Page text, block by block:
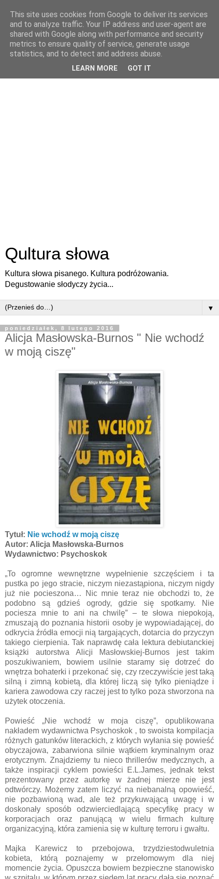
Qultura słowa
Kultura słowa pisanego. Kultura podróżowania.
Degustowanie słodyczy życia...
▼
poniedziałek, 8 lutego 2016
Alicja Masłowska-Burnos " Nie wchodź
w moją ciszę"
Tytuł: Nie wchodź w moją ciszę
Autor: Alicja Masłowska-Burnos
Wydawnictwo: Psychoskok
„To ogromne wewnętrzne wypełnienie szczęściem i ta
pustka po jego stracie, niczym niezastąpiona, niczym nigdy
już nie pocieszona… Nic mnie teraz nie obchodzi to, że
podobno są gdzieś ogrody, gdzie się spotkamy. Nie
pociesza mnie to ani na chwilę” – te słowa niepokoją,
zmuszają do poznania historii osoby je wypowiadającej, do
odkrycia źródła emocji nią targających, dotarcia do przyczyn
takiego cierpienia. Tak naprawdę cała lektura debiutanckiej
książki autorstwa Alicji Masłowskiej-Burnos jest takim
poszukiwaniem, bowiem usilnie staramy się dotrzeć do
wnętrza bohaterki i przekonać się, czy rzeczywiście jest taką
silną i zimną kobietą, dla której liczą się tylko pieniądze i
kariera zawodowa czy raczej jest to tylko poza stworzona na
użytek otoczenia.
Powieść „Nie wchodź w moja ciszę”, opublikowana
nakładem wydawnictwa Psychoskok , to swoista kompilacja
różnych gatunków literackich, z których wyłania się powieść
obyczajowa, zabarwiona silnie wątkiem kryminalnym oraz
erotycznym. Znajdziemy tu nieco thrillerów medycznych, a
także inspiracji cyklem powieści E.L.James, jednak tekst
prezentowany przez autorkę w żadnej mierze nie jest
odtwórczy. Możemy zatem liczyć na niebanalną opowieść,
nie pozbawioną wad, ale też przykuwającą uwagę i w
doskonały sposób odzwierciedlającą specyfikę pracy w
korporacjach oraz panującą w wielu firmach kulturę
organizacyjną, która zamienia się w kulturę terroru i gwałtu.
Majka Karewicz to przebojowa, trzydziestodwuletnia
kobieta, którą poznajemy w przełomowym dla niej
momencie życia. Opuszcza bowiem bezpieczne stanowisko
This site uses cookies from Google to deliver its services
and to analyze traffic. Your IP address and user-agent are
shared with Google along with performance and security
metrics to ensure quality of service, generate usage
statistics, and to detect and address abuse.
LEARN MORE GOT IT